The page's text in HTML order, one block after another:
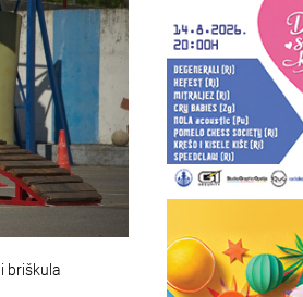
briškula